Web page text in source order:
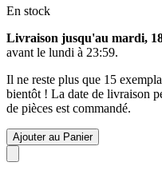
En stock
Livraison jusqu'au mardi,
avant le lundi à 23:59.
Il ne reste plus que 15
bientôt ! La date de livraison
de pièces est commandé.
Ajouter au Panier